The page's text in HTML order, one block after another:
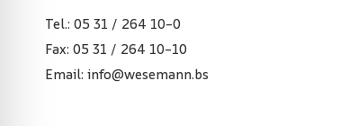
Tel.: 05 31 / 264 10-0
Fax: 05 31 / 264 10-10
Email: info@wesemann.bs